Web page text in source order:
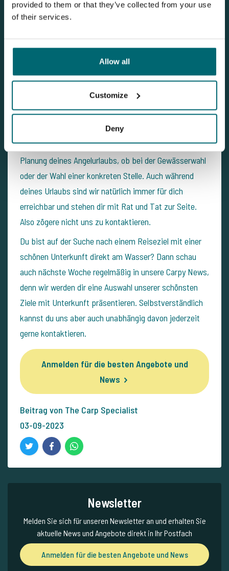
provided to them or that they’ve collected from your use
of their services.
Allow all
Customize
Deny
Natürlich war dies nur ein kleiner Ausschnitt aus den
Gewässern in unserem Programm und wir sind uns
sicher, dass für jeden ein passendes Reiseziel
vorhanden ist. Gerne unterstützen wir dich bei der
Planung deines Angelurlaubs, ob bei der Gewässerwahl
oder der Wahl einer konkreten Stelle. Auch während
deines Urlaubs sind wir natürlich immer für dich
erreichbar und stehen dir mit Rat und Tat zur Seite.
Also zögere nicht uns zu kontaktieren.
Du bist auf der Suche nach einem Reiseziel mit einer
schönen Unterkunft direkt am Wasser? Dann schau
auch nächste Woche regelmäßig in unsere Carpy News,
denn wir werden dir eine Auswahl unserer schönsten
Ziele mit Unterkunft präsentieren. Selbstverständlich
kannst du uns aber auch unabhängig davon jederzeit
gerne kontaktieren.
Anmelden für die besten Angebote und
News
Beitrag von The Carp Specialist
03-09-2023
Newsletter
Melden Sie sich für unseren Newsletter an und erhalten Sie
aktuelle News und Angebote direkt in Ihr Postfach
Anmelden für die besten Angebote und News